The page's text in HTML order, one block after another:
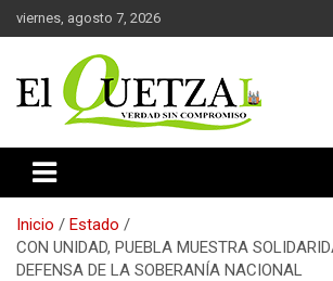
Saltar
al
viernes, agosto 7, 2026
El Quetzal de Cholula
Inicio
Estado
CON UNIDAD, PUEBLA MUESTRA
DEFENSA DE LA SOBERANÍA NACIONAL